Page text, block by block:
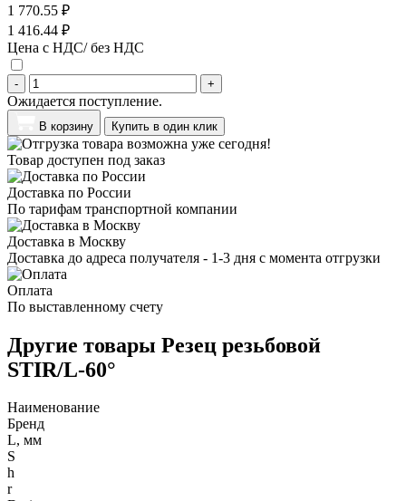
1 770.55 ₽
1 416.44 ₽
Цена с НДС/ без НДС
- +
Ожидается поступление.
В корзину Купить в один клик
Товар доступен под заказ
Доставка по России
По тарифам транспортной компании
Доставка в Москву
Доставка до адреса получателя - 1-3 дня с момента отгрузки
Оплата
По выставленному счету
Другие товары Резец резьбовой
STIR/L-60°
Наименование
Бренд
L, мм
S
h
r